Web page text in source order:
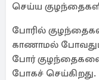
செய்ய
போரில்
காணாமல் போவதும்
போர்
போகச் செய்கிறது.